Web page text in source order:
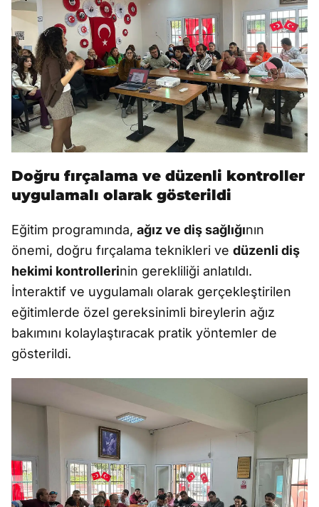
Doğru fırçalama ve düzenli kontroller
uygulamalı olarak gösterildi
Eğitim programında, ağız ve diş sağlığının
önemi, doğru fırçalama teknikleri ve düzenli diş
hekimi kontrollerinin gerekliliği anlatıldı.
İnteraktif ve uygulamalı olarak gerçekleştirilen
eğitimlerde özel gereksinimli bireylerin ağız
bakımını kolaylaştıracak pratik yöntemler de
gösterildi.